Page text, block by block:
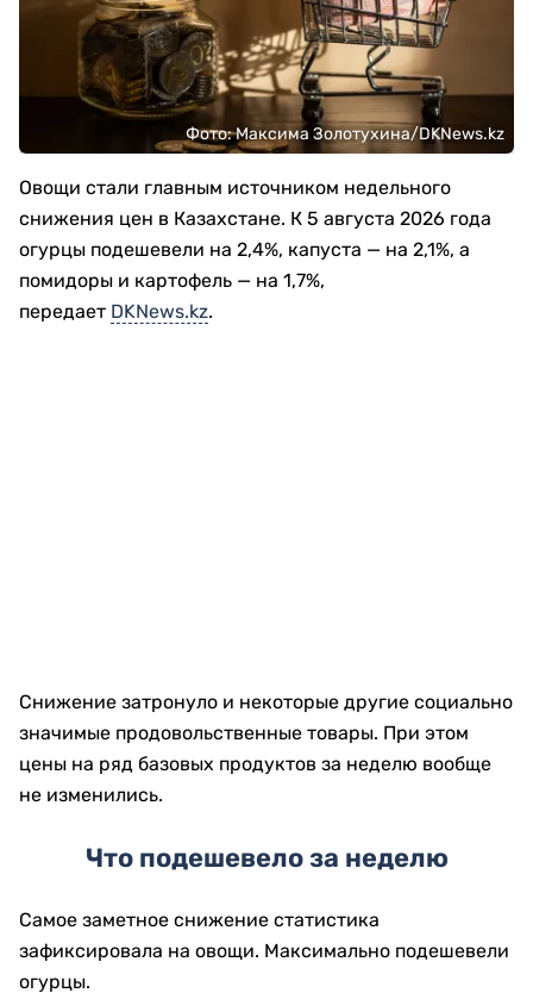
Фото: Максима Золотухина/DKNews.kz
Овощи стали главным источником недельного
снижения цен в Казахстане. К 5 августа 2026 года
огурцы подешевели на 2,4%, капуста — на 2,1%, а
помидоры и картофель — на 1,7%,
передает DKNews.kz.
Снижение затронуло и некоторые другие социально
значимые продовольственные товары. При этом
цены на ряд базовых продуктов за неделю вообще
не изменились.
Что подешевело за неделю
Самое заметное снижение статистика
зафиксировала на овощи. Максимально подешевели
огурцы.